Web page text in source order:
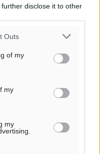
disclose it to other
Outs
of my
my
my